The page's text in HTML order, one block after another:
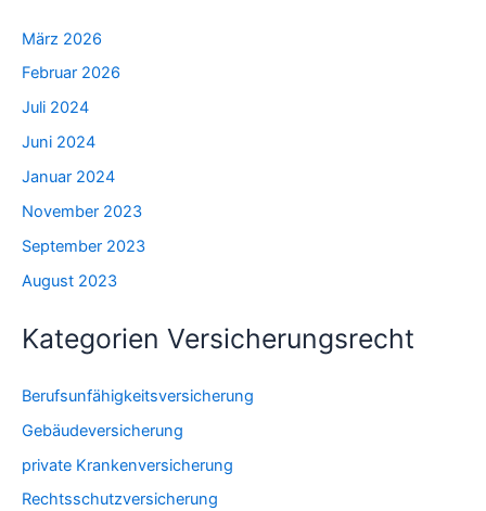
März 2026
Februar 2026
Juli 2024
Juni 2024
Januar 2024
November 2023
September 2023
August 2023
Kategorien Versicherungsrecht
Berufsunfähigkeitsversicherung
Gebäudeversicherung
private Krankenversicherung
Rechtsschutzversicherung